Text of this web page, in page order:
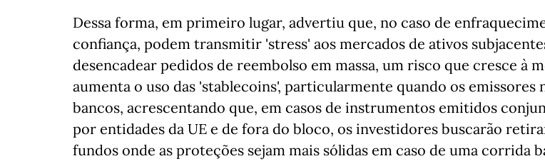
Dessa forma, em primeiro lugar, advertiu que, no caso de
confiança, podem transmitir 'stress' aos mercados de ativos
desencadear pedidos de reembolso em massa, um risco que cresce à
aumenta o uso das 'stablecoins', particularmente quando os emissores
bancos, acrescentando que, em casos de instrumentos emitidos
por entidades da UE e de fora do bloco, os investidores buscarão
fundos onde as proteções sejam mais sólidas em caso de uma corrida